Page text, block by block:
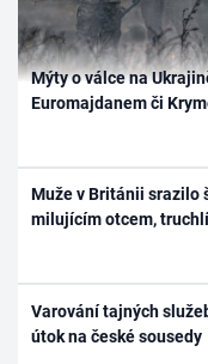
Mýty o válce na
Euromajdanem či
Muže v Británii srazilo
milujícím otcem,
Varování tajných
útok na české sousedy